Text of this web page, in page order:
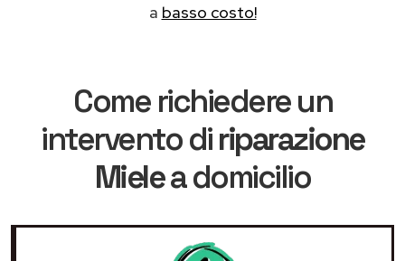
a basso costo!
Come richiedere un
intervento diriparazione
Mielea domicilio